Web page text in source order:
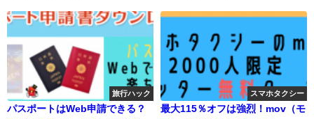
旅行ハック
パスポートはWeb申請できる？
スマホタクシー
最大115％オフは強烈！mov（モ